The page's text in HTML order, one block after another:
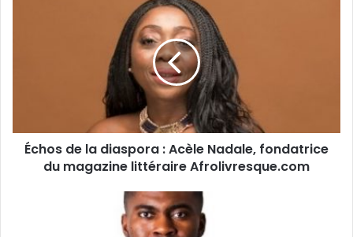
magazine
littéraire
Afrolivresque.com
Échos de la diaspora : Acèle Nadale, fondatrice
du magazine littéraire Afrolivresque.com